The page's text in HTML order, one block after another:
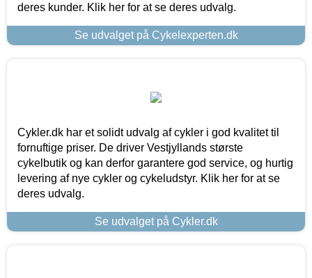
deres kunder. Klik her for at se deres udvalg.
Se udvalget på Cykelexperten.dk
Cykler.dk har et solidt udvalg af cykler i god kvalitet til
fornuftige priser. De driver Vestjyllands største
cykelbutik og kan derfor garantere god service, og hurtig
levering af nye cykler og cykeludstyr. Klik her for at se
deres udvalg.
Se udvalget på Cykler.dk